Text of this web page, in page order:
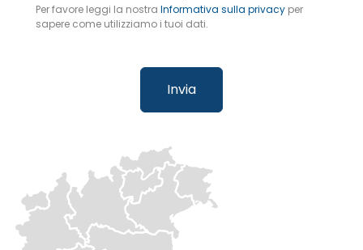
Per favore leggi la nostra Informativa sulla privacy per
sapere come utilizziamo i tuoi dati.